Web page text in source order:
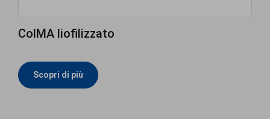
ColMA liofilizzato
Scopri di più